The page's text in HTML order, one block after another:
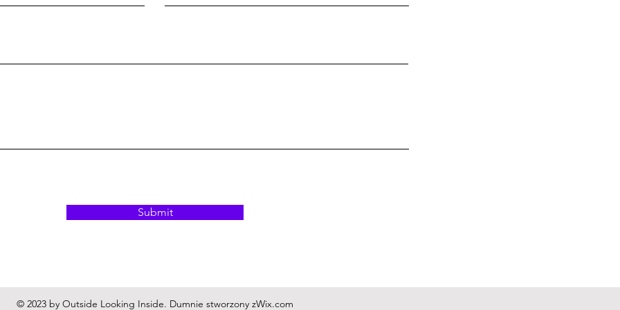
Submit
© 2023 by Outside Looking Inside. Dumnie stworzony zWix.com